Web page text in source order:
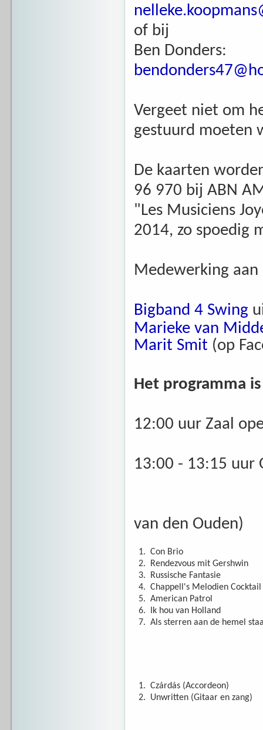
of bij
Ben Donders:
Vergeet niet om
gestuurd moeten
De kaarten
96 970 bij ABN
"Les Musiciens
2014, zo spoedig
Medewerking
Bigband 4 Swing
Marieke van
Marit Smit (op
Het programma
12:00 uur Zaal
13:00 - 13:15 uur
van den Ouden)
1. Con Brio
2.
Rendezvous mit Gershwin
3.
Russische Fantasie
4. Chappell's Melodien Cocktail
5. American Patrol
6.
Ik hou van Holland
7. Als sterren aan de hemel
1. Czárdás
2.
Unwritten (Gitaar en zang)